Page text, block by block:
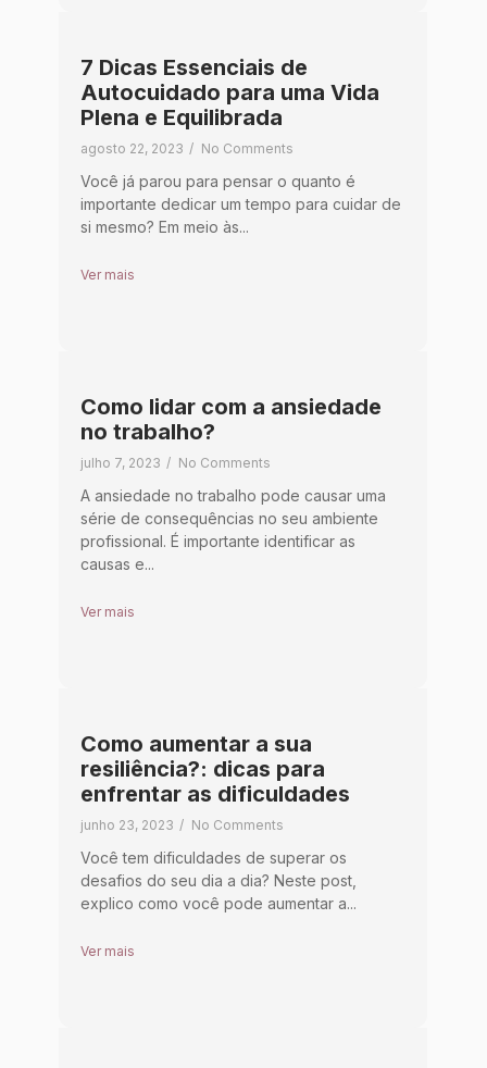
7 Dicas Essenciais de
Autocuidado para uma Vida
Plena e Equilibrada
agosto 22, 2023 / No Comments
Você já parou para pensar o quanto é
importante dedicar um tempo para cuidar de
si mesmo? Em meio às...
Ver mais
Como lidar com a ansiedade
no trabalho?
julho 7, 2023 / No Comments
A ansiedade no trabalho pode causar uma
série de consequências no seu ambiente
profissional. É importante identificar as
causas e...
Ver mais
Como aumentar a sua
resiliência?: dicas para
enfrentar as dificuldades
junho 23, 2023 / No Comments
Você tem dificuldades de superar os
desafios do seu dia a dia? Neste post,
explico como você pode aumentar a...
Ver mais